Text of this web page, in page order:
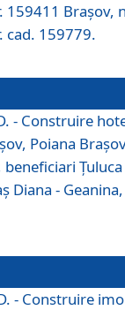
159411 Brașov,
cad. 159779.
- Construire
Poiana
Diana - Geanina,
- Construire